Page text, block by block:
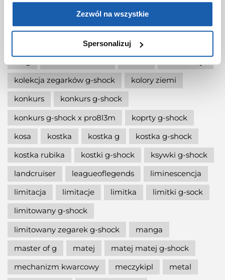
Zezwól na wszystkie
Spersonalizuj
jaki g-shock wybrać
jaki zegarek damski kupić
jaki zegarek g-shock wybrać
jaki zegarek wybrać
kermit
kolekcja zegarków g-shock
kolory ziemi
konkurs
konkurs g-shock
konkurs g-shock x pro8l3m
koprty g-shock
kosa
kostka kostka g
kostka g-shock
kostka rubika
kostki g-shock
ksywki g-shock
landcruiser
leagueoflegends
liminescencja
limitacja
limitacje limitka
limitki g-sock
limitowany g-shock
limitowany zegarek g-shock
manga
master of g
matej
matej matej g-shock
mechanizm kwarcowy
meczykipl
metal